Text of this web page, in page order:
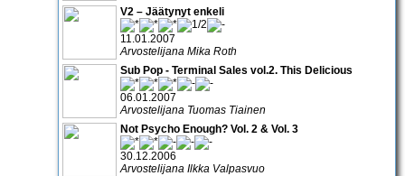
V2 – Jäätynyt enkeli
11.01.2007
Arvostelijana Mika Roth
Sub Pop - Terminal Sales vol.2. This Delicious
06.01.2007
Arvostelijana Tuomas Tiainen
Not Psycho Enough? Vol. 2 & Vol. 3
30.12.2006
Arvostelijana Ilkka Valpasvuo